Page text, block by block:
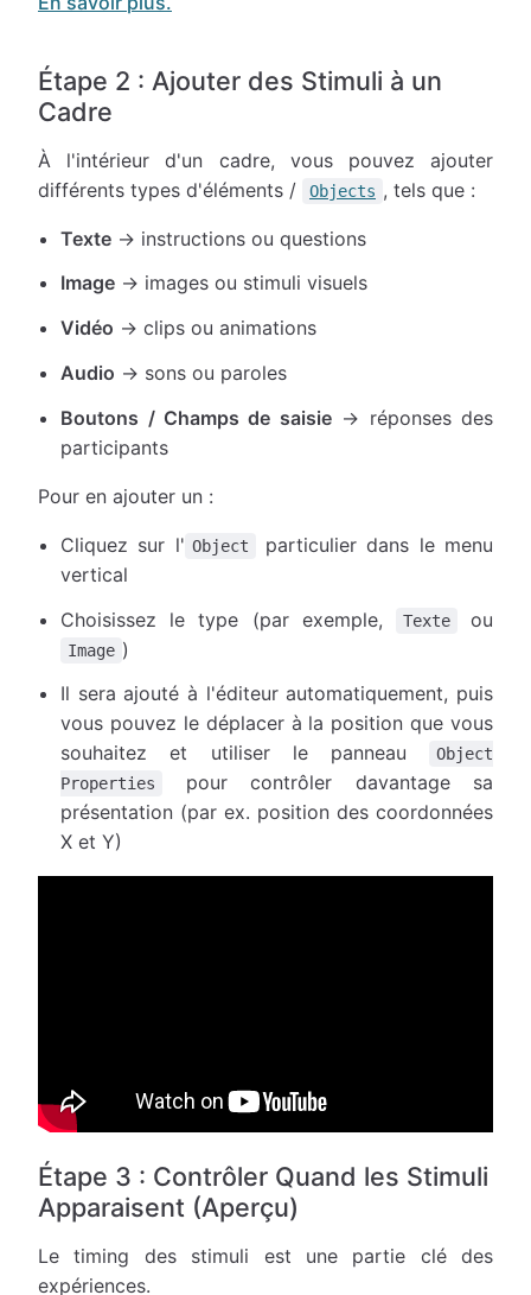
Étape 2 : Ajouter des Stimuli à un
Cadre
À l'intérieur d'un cadre, vous pouvez ajouter
différents types d'éléments /
Objects , tels que :
Texte → instructions ou questions
Image → images ou stimuli visuels
Vidéo → clips ou animations
Audio → sons ou paroles
Boutons / Champs de saisie→ réponses des
participants
Pour en ajouter un :
Cliquez sur l' Object
particulier dans le menu
vertical
Choisissez le type (par exemple,
Texte ou
Image )
Il sera ajouté à l'éditeur automatiquement, puis
vous pouvez le déplacer à la position que vous
souhaitez et utiliser le panneau
Object
Properties
pour contrôler davantage sa
présentation (par ex. position des coordonnées
X et Y)
Étape 3 : Contrôler Quand les Stimuli
Apparaisent (Aperçu)
Le timing des stimuli est une partie clé des
expériences.